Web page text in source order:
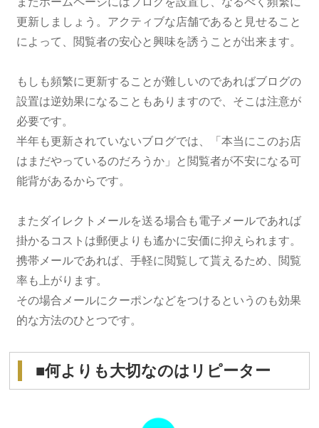
更新しましょう。アクティブな店舗であると見せること
によって、閲覧者の安心と興味を誘うことが出来ます。
もしも頻繁に更新することが難しいのであればブログの
設置は逆効果になることもありますので、そこは注意が
必要です。
半年も更新されていないブログでは、「本当にこのお店
はまだやっているのだろうか」と閲覧者が不安になる可
能背があるからです。
またダイレクトメールを送る場合も電子メールであれば
掛かるコストは郵便よりも遙かに安価に抑えられます。
携帯メールであれば、手軽に閲覧して貰えるため、閲覧
率も上がります。
その場合メールにクーポンなどをつけるというのも効果
的な方法のひとつです。
■何よりも大切なのはリピーター